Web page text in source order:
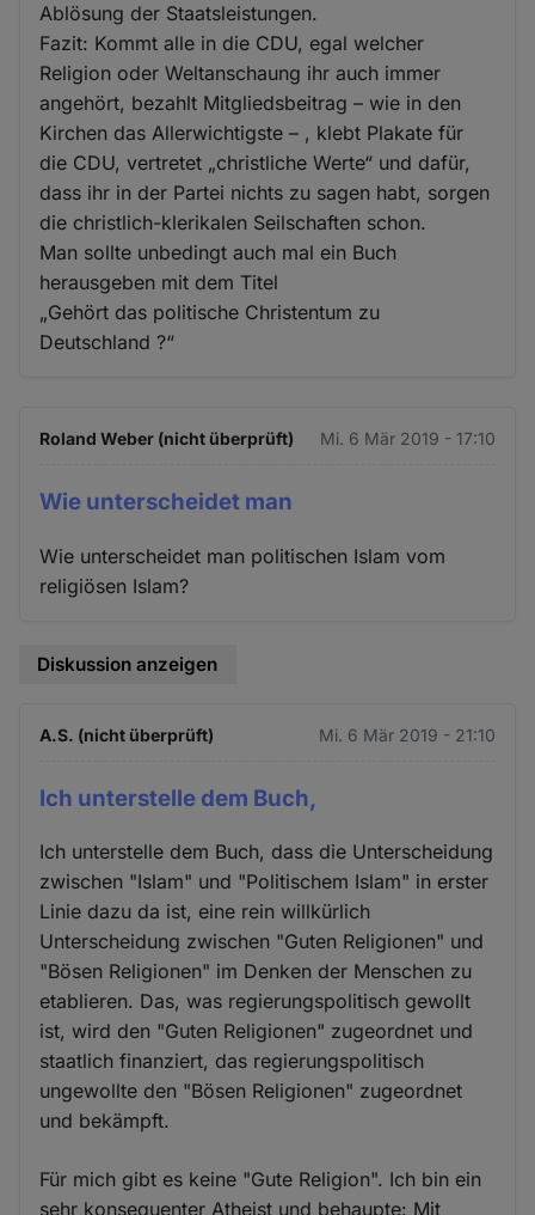
Ablösung der Staatsleistungen.
Fazit: Kommt alle in die CDU, egal welcher
Religion oder Weltanschaung ihr auch immer
angehört, bezahlt Mitgliedsbeitrag – wie in den
Kirchen das Allerwichtigste – , klebt Plakate für
die CDU, vertretet „christliche Werte“ und dafür,
dass ihr in der Partei nichts zu sagen habt, sorgen
die christlich-klerikalen Seilschaften schon.
Man sollte unbedingt auch mal ein Buch
herausgeben mit dem Titel
„Gehört das politische Christentum zu
Deutschland ?“
Roland Weber (nicht überprüft) Mi. 6 Mär 2019 - 17:10
Wie unterscheidet man
Wie unterscheidet man politischen Islam vom
religiösen Islam?
Diskussion anzeigen
A.S. (nicht überprüft) Mi. 6 Mär 2019 - 21:10
Ich unterstelle dem Buch,
Ich unterstelle dem Buch, dass die Unterscheidung
zwischen "Islam" und "Politischem Islam" in erster
Linie dazu da ist, eine rein willkürlich
Unterscheidung zwischen "Guten Religionen" und
"Bösen Religionen" im Denken der Menschen zu
etablieren. Das, was regierungspolitisch gewollt
ist, wird den "Guten Religionen" zugeordnet und
staatlich finanziert, das regierungspolitisch
ungewollte den "Bösen Religionen" zugeordnet
und bekämpft.
Für mich gibt es keine "Gute Religion". Ich bin ein
sehr konsequenter Atheist und behaupte: Mit